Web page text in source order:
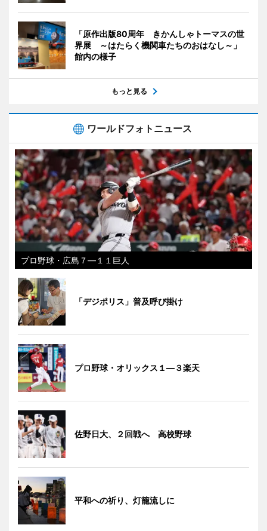
「原作出版80周年 きかんしゃトーマスの世
界展 ～はたらく機関車たちのおはなし～」
館内の様子
もっと見る
ワールドフォトニュース
プロ野球・広島７―１１巨人
「デジポリス」普及呼び掛け
プロ野球・オリックス１―３楽天
佐野日大、２回戦へ 高校野球
平和への祈り、灯籠流しに